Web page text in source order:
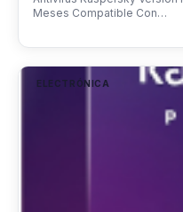
Meses Compatible Con…
ELECTRÓNICA